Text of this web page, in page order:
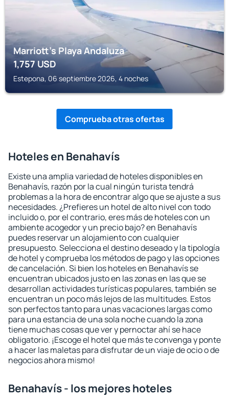
Marriott's Playa Andaluza
1,757USD
Estepona, 06 septiembre 2026, 4 noches
Comprueba otras ofertas
Hoteles en Benahavís
Existe una amplia variedad de hoteles disponibles en
Benahavís, razón por la cual ningún turista tendrá
problemas a la hora de encontrar algo que se ajuste a sus
necesidades. ¿Prefieres un hotel de alto nivel con todo
incluido o, por el contrario, eres más de hoteles con un
ambiente acogedor y un precio bajo? en Benahavís
puedes reservar un alojamiento con cualquier
presupuesto. Selecciona el destino deseado y la tipología
de hotel y comprueba los métodos de pago y las opciones
de cancelación. Si bien los hoteles en Benahavís se
encuentran ubicados justo en las zonas en las que se
desarrollan actividades turísticas populares, también se
encuentran un poco más lejos de las multitudes. Estos
son perfectos tanto para unas vacaciones largas como
para una estancia de una sola noche cuando la zona
tiene muchas cosas que ver y pernoctar ahí se hace
obligatorio. ¡Escoge el hotel que más te convenga y ponte
a hacer las maletas para disfrutar de un viaje de ocio o de
negocios ahora mismo!
Benahavís - los mejores hoteles